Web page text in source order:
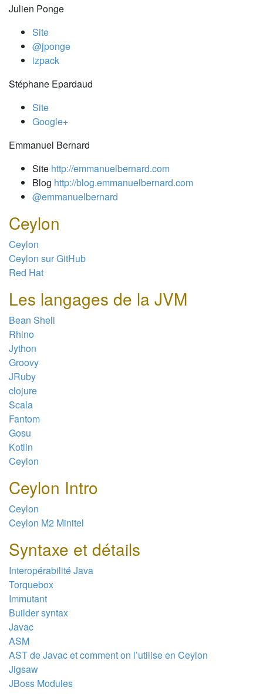
Julien Ponge
Site
@jponge
izpack
Stéphane Epardaud
Site
Google+
Emmanuel Bernard
Site http://emmanuelbernard.com
Blog http://blog.emmanuelbernard.com
@emmanuelbernard
Ceylon
Ceylon
Ceylon sur GitHub
Red Hat
Les langages de la JVM
Bean Shell
Rhino
Jython
Groovy
JRuby
clojure
Scala
Fantom
Gosu
Kotlin
Ceylon
Ceylon Intro
Ceylon
Ceylon M2 Minitel
Syntaxe et détails
Interopérabilité Java
Torquebox
Immutant
Builder syntax
Javac
ASM
AST de Javac et comment on l’utilise en Ceylon
Jigsaw
JBoss Modules